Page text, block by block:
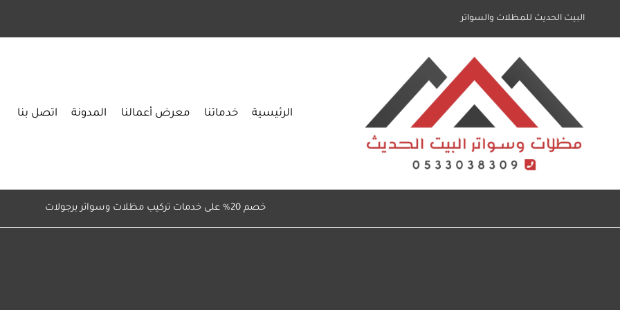
البيت الحديث للمظلات والسواتر
الرئيسية خدماتنا معرض أعمالنا المدونة اتصل بنا
خصم 20% على خدمات تركيب مظلات وسواتر برجولات